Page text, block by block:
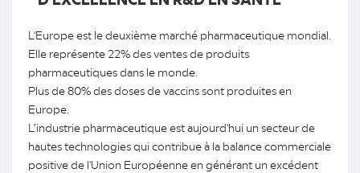
L'Europe est le deuxième marché pharmaceutique mondial.
Elle représente 22% des ventes de produits
pharmaceutiques dans le monde.
Plus de 80% des doses de vaccins sont produites en
Europe.
L’industrie pharmaceutique est aujourd'hui un secteur de
hautes technologies qui contribue à la balance commerciale
positive de l'Union Européenne en générant un excédent